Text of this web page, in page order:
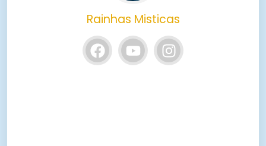
Rainhas Misticas